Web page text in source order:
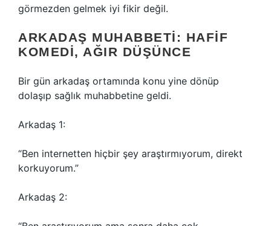
görmezden gelmek iyi fikir değil.
ARKADAŞ MUHABBETI: HAFIF
KOMEDI, AĞIR DÜŞÜNCE
Bir gün arkadaş ortamında konu yine dönüp
dolaşıp sağlık muhabbetine geldi.
Arkadaş 1:
“Ben internetten hiçbir şey araştırmıyorum, direkt
korkuyorum.”
Arkadaş 2: